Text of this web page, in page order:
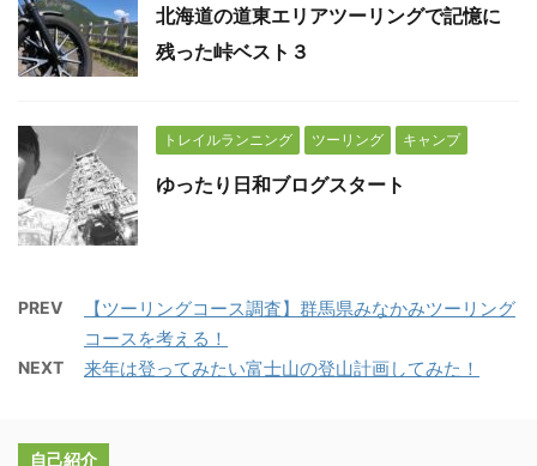
北海道の道東エリアツーリングで記憶に
残った峠ベスト３
トレイルランニング ツーリング キャンプ
ゆったり日和ブログスタート
PREV
【ツーリングコース調査】群馬県みなかみツーリング
コースを考える！
NEXT 来年は登ってみたい富士山の登山計画してみた！
自己紹介